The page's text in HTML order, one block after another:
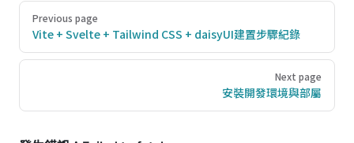
PagerPrevious page
Vite + Svelte + Tailwind CSS + daisyUI建置步驟紀錄
Next page
安裝開發環境與部屬